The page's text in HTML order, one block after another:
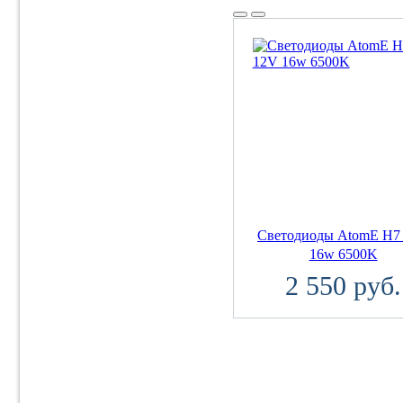
Светодиоды AtomE
16w 6500K
2 550 руб.